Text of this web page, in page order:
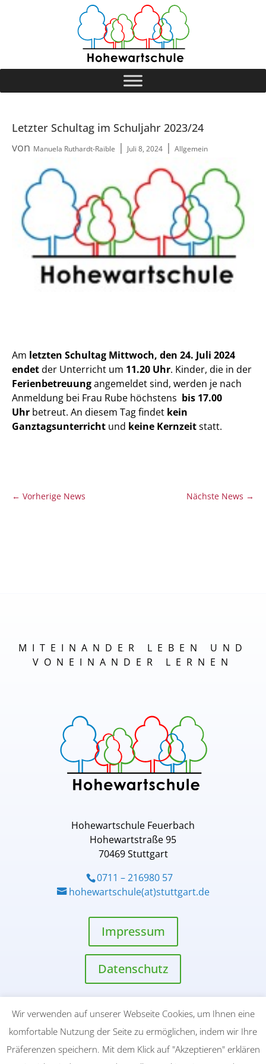
Letzter Schultag im Schuljahr 2023/24
von Manuela Ruthardt-Raible | Juli 8, 2024 | Allgemein
Am letzten Schultag Mittwoch, den 24. Juli 2024
endetder Unterricht um 11.20 Uhr. Kinder, die in der
Ferienbetreuungangemeldet sind, werden je nach
Anmeldung bei Frau Rube höchstens bis 17.00
Uhr betreut. An diesem Tag findet kein
Ganztagsunterricht und keine Kernzeitstatt.
← Vorherige News Nächste News →
MITEINANDER LEBEN UND
VONEINANDER LERNEN
Hohewartschule Feuerbach
Hohewartstraße 95
70469 Stuttgart
0711 – 216980 57
hohewartschule(at)stuttgart.de
Impressum
Datenschutz
Wir verwenden auf unserer Webseite Cookies, um Ihnen eine
komfortable Nutzung der Seite zu ermöglichen, indem wir Ihre
Präferenzen speichern. Mit dem Klick auf "Akzeptieren" erklären